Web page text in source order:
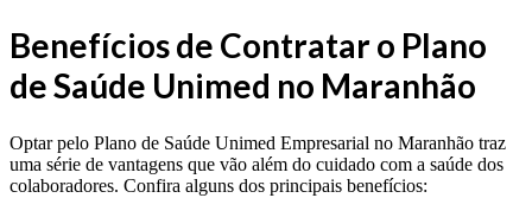
Benefícios de Contratar o Plano
de Saúde Unimed no Maranhão
Optar pelo Plano de Saúde Unimed Empresarial no Maranhão traz
uma série de vantagens que vão além do cuidado com a saúde dos
colaboradores. Confira alguns dos principais benefícios: